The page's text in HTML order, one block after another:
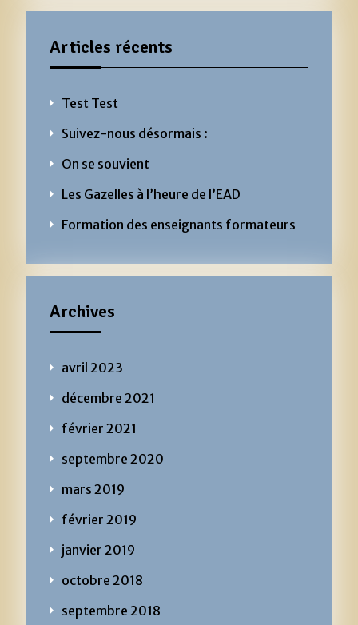
Articles récents
Test Test
Suivez-nous désormais :
On se souvient
Les Gazelles à l’heure de l’EAD
Formation des enseignants formateurs
Archives
avril 2023
décembre 2021
février 2021
septembre 2020
mars 2019
février 2019
janvier 2019
octobre 2018
septembre 2018